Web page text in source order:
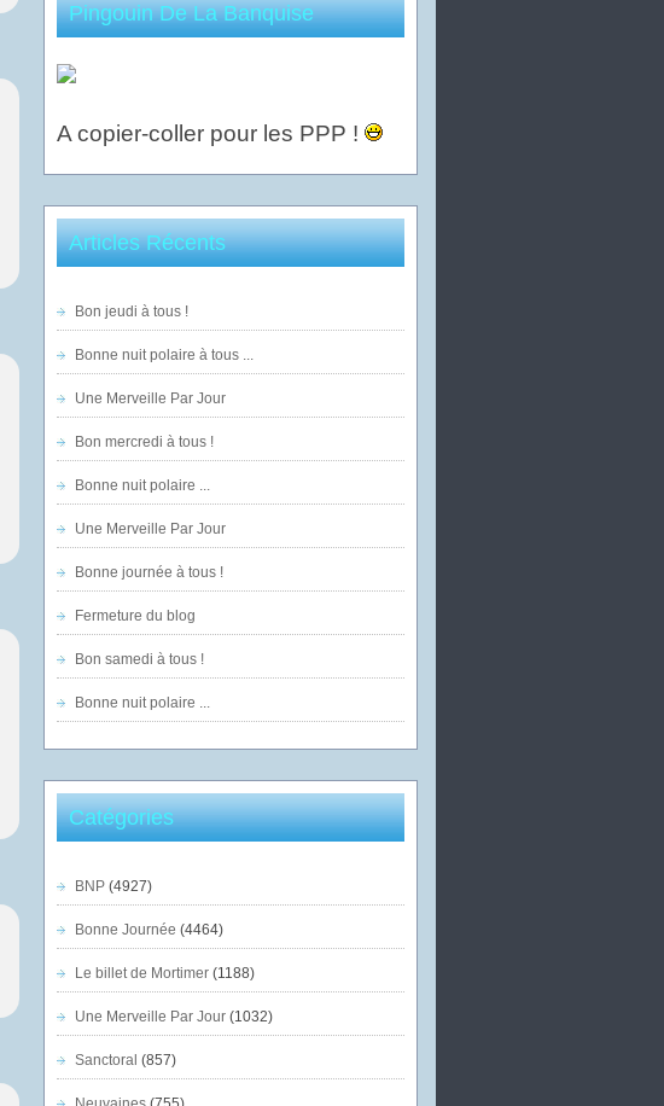
Pingouin De La Banquise
A copier-coller pour les PPP !
Articles Récents
Bon jeudi à tous !
Bonne nuit polaire à tous ...
Une Merveille Par Jour
Bon mercredi à tous !
Bonne nuit polaire ...
Une Merveille Par Jour
Bonne journée à tous !
Fermeture du blog
Bon samedi à tous !
Bonne nuit polaire ...
Catégories
BNP(4927)
Bonne Journée (4464)
Le billet de Mortimer(1188)
Une Merveille Par Jour(1032)
Sanctoral (857)